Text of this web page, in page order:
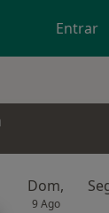
Entrar
Dom,
9 Ago